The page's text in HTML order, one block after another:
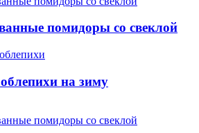
помидоры со свеклой
на зиму